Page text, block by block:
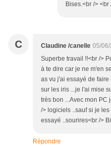
Bises.<br /> <br
C Claudine /canelle 05/
Superbe travail !!<br />
à te dire car je ne m'en
as vu j'ai essayé de
sur les iris ...je l'ai mise
très bon ...Avec mon PC
/> logiciels ..sauf si je
essayé ..sourires<br />
Répondre